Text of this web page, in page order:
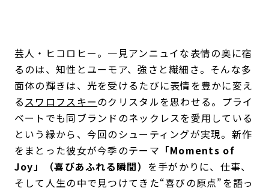
芸人・ヒコロヒー。一見アンニュイな表情の奥に宿
るのは、知性とユーモア、強さと繊細さ。そんな多
面体の輝きは、光を受けるたびに表情を豊かに変え
るスワロフスキーのクリスタルを思わせる。プライ
ベートでも同ブランドのネックレスを愛用している
という縁から、今回のシューティングが実現。新作
をまとった彼女が今季のテーマ 「Moments of
Joy」（喜びあふれる瞬間） を手がかりに、仕事、
そして人生の中で見つけてきた“喜びの原点”を語っ